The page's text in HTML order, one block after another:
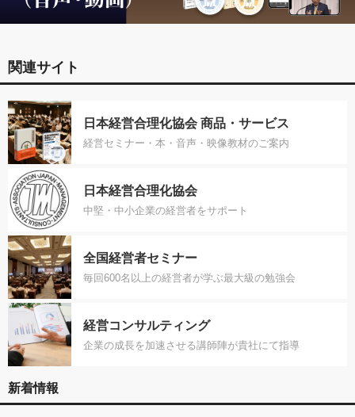
関連サイト
日本経営合理化協会 商品・サービス
経営セミナー・本・音声・映像教材のご案内
日本経営合理化協会
中堅・中小企業の経営者をサポート
全国経営者セミナー
毎回600名以上の経営者が学ぶ最大級の勉強会
経営コンサルティング
企業の成長を加速させる講師陣が貴社にて指導
新着情報